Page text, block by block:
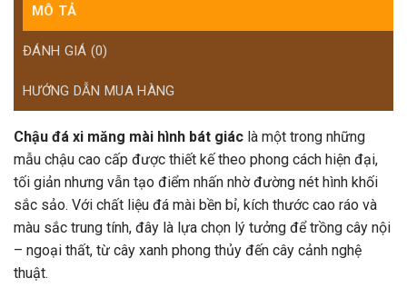
MÔ TẢ
ĐÁNH GIÁ (0)
HƯỚNG DẪN MUA HÀNG
Chậu đá xi măng mài hình bát giác là một trong những
mẫu chậu cao cấp được thiết kế theo phong cách hiện đại,
tối giản nhưng vẫn tạo điểm nhấn nhờ đường nét hình khối
sắc sảo. Với chất liệu đá mài bền bỉ, kích thước cao ráo và
màu sắc trung tính, đây là lựa chọn lý tưởng để trồng cây nội
– ngoại thất, từ cây xanh phong thủy đến cây cảnh nghệ
thuật.